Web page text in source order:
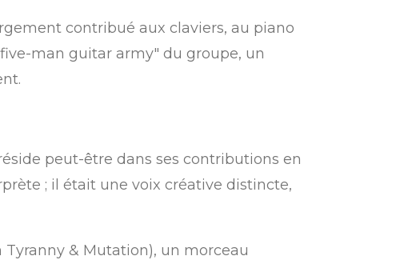
contribué aux claviers, au piano
man guitar army" du groupe, un
peut-être dans ses contributions en
; il était une voix créative distincte,
Tyranny & Mutation), un morceau